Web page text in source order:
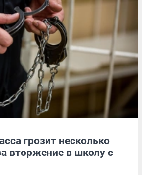
грозит несколько
вторжение в школу с